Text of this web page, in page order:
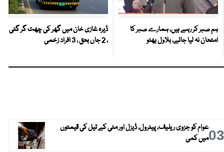
ہم صبر کر رہے ہیں، ہمارے صبر کا
امتحان نہ لیا جائے، بلاول بھٹو
ڈیرہ غازی خان میں گھر کی چھت گر گئی
، 2 جاں بحق ، 3 افراد زخمی
03عوام کو جزوی ریلیف، پیٹرول، ڈیزل اور مٹی کے تیل کی قیمتوں
میں کمی